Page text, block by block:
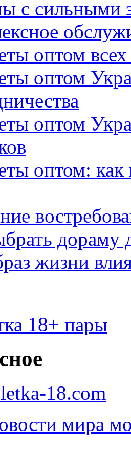
с сильными
оптом
оптом
оптом
оптом:
дораму
жизни
18+ пары
18.com
мира